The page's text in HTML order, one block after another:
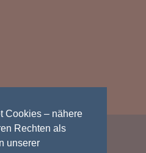
Cookies – nähere
Rechten als
unserer